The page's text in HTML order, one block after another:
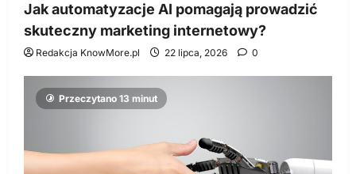
Jak automatyzacje AI pomagają prowadzić
skuteczny marketing internetowy?
Redakcja KnowMore.pl 22 lipca, 2026 0
Przeczytano 13 minut